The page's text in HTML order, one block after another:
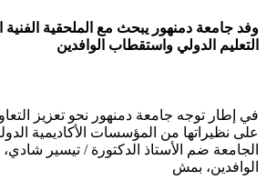
وفد جامعة دمنهور يبحث مع الملحقية الفنية
التعليم الدولي واستقطاب الوافدين
في إطار توجه جامعة دمنهور نحو تعزيز
على نظيراتها من المؤسسات الأكاديمية
الجامعة ضم الأستاذ الدكتورة / تيسير شادي،
الوافدين، بمش